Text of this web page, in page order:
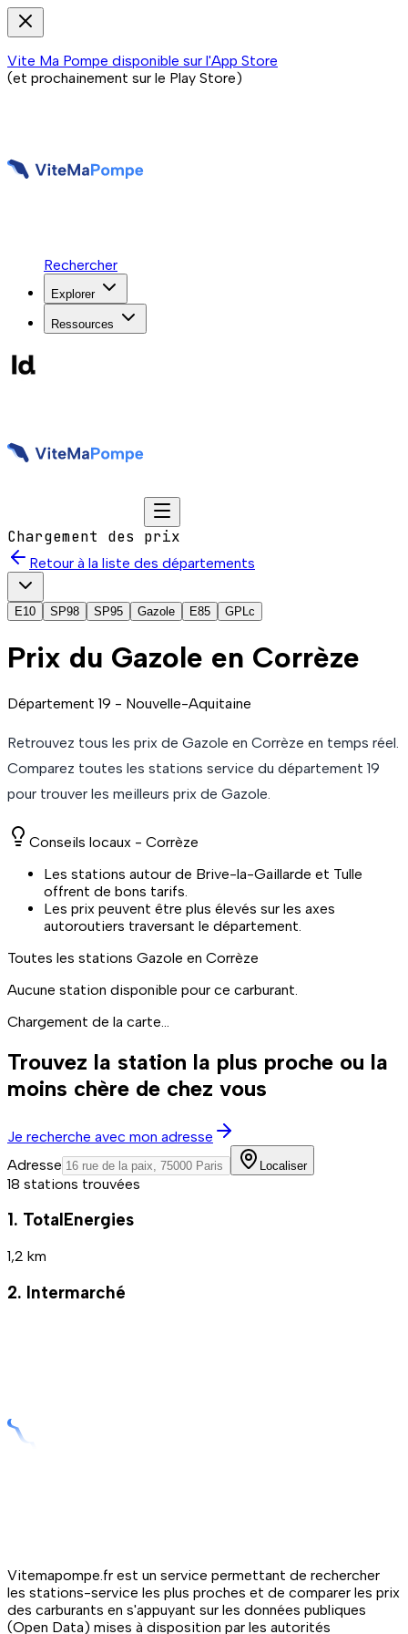
Vite Ma Pompe disponible sur l'App Store
(et prochainement sur le Play Store)
Rechercher
Explorer
Ressources
Chargement des prix
Retour à la liste des départements
E10 SP98 SP95 Gazole E85 GPLc
Prix du Gazole en Corrèze
Département 19 - Nouvelle-Aquitaine
Retrouvez tous les prix de Gazole en Corrèze en temps réel.
Comparez toutes les stations service du département 19
pour trouver les meilleurs prix de Gazole.
Conseils locaux - Corrèze
Les stations autour de Brive-la-Gaillarde et Tulle
offrent de bons tarifs.
Les prix peuvent être plus élevés sur les axes
autoroutiers traversant le département.
Toutes les stations Gazole en Corrèze
Aucune station disponible pour ce carburant.
Chargement de la carte...
Trouvez la station la plus proche ou la
moins chère de chez vous
Je recherche avec mon adresse
Adresse
Localiser
18 stations trouvées
1. TotalEnergies
1,2 km
2. Intermarché
Vitemapompe.fr est un service permettant de rechercher
les stations-service les plus proches et de comparer les prix
des carburants en s'appuyant sur les données publiques
(Open Data) mises à disposition par les autorités